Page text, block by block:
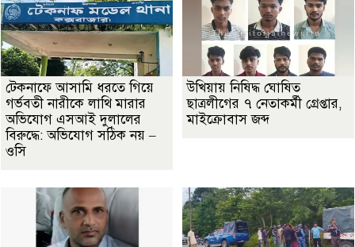
টেকনাফে আসামি ধরতে গিয়ে
গর্ভবতী নারীকে লাথি মারার
অভিযোগ এসআই দুলালের
বিরুদ্ধে: অভিযোগ সঠিক নয় –
ওসি
উখিয়ায় নিষিদ্ধ ঘোষিত
ছাত্রলীগের ৭ নেতাকর্মী গ্রেপ্তার,
মাইক্রোবাস জব্দ